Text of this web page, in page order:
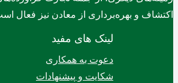
اکتشاف و بهره‌برداری از معادن نیز فعال
لینک های مفید
دعوت به همکاری
شکایت و پیشنهادات